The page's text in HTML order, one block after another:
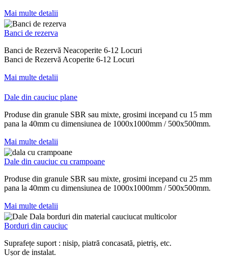
Mai multe detalii
Banci de rezerva
Banci de Rezervă Neacoperite 6-12 Locuri
Banci de Rezervă Acoperite 6-12 Locuri
Mai multe detalii
Dale din cauciuc plane​
Produse din granule SBR sau mixte, grosimi incepand cu 15 mm
pana la 40mm cu dimensiunea de 1000x1000mm / 500x500mm.
Mai multe detalii
Dale din cauciuc cu crampoane​
Produse din granule SBR sau mixte, grosimi incepand cu 25 mm
pana la 40mm cu dimensiunea de 1000x1000mm / 500x500mm.
Mai multe detalii
Borduri din cauciuc
Suprafețe suport : nisip, piatră concasată, pietriș, etc.
Ușor de instalat.